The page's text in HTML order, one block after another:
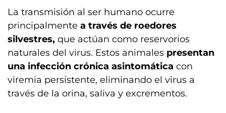
La transmisión al ser humano ocurre
principalmente a través de roedores
silvestres, que actúan como reservorios
naturales del virus. Estos animales presentan
una infección crónica asintomática con
viremia persistente, eliminando el virus a
través de la orina, saliva y excrementos.